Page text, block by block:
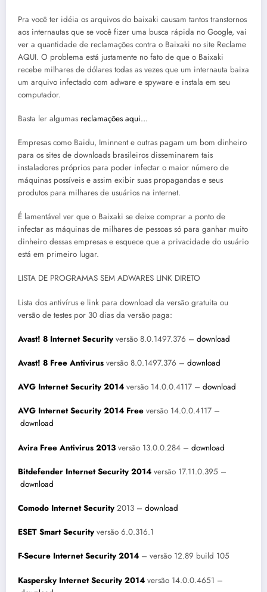
Pra você ter idéia os arquivos do baixaki causam tantos transtornos
aos internautas que se você fizer uma busca rápida no Google, vai
ver a quantidade de reclamações contra o Baixaki no site Reclame
AQUI. O problema está justamente no fato de que o Baixaki
recebe milhares de dólares todas as vezes que um internauta baixa
um arquivo infectado com adware e spyware e instala em seu
computador.
Basta ler algumas reclamações aqui…
Empresas como Baidu, Iminnent e outras pagam um bom dinheiro
para os sites de downloads brasileiros disseminarem tais
instaladores próprios para poder infectar o maior número de
máquinas possíveis e assim exibir suas propagandas e seus
produtos para milhares de usuários na internet.
É lamentável ver que o Baixaki se deixe comprar a ponto de
infectar as máquinas de milhares de pessoas só para ganhar muito
dinheiro dessas empresas e esquece que a privacidade do usuário
está em primeiro lugar.
LISTA DE PROGRAMAS SEM ADWARES LINK DIRETO
Lista dos antivírus e link para download da versão gratuita ou
versão de testes por 30 dias da versão paga:
Avast! 8 Internet Security versão 8.0.1497.376 – download
Avast! 8 Free Antivirus versão 8.0.1497.376 – download
AVG Internet Security 2014 versão 14.0.0.4117 – download
AVG Internet Security 2014 Free versão 14.0.0.4117 –
download
Avira Free Antivirus 2013 versão 13.0.0.284 – download
Bitdefender Internet Security 2014 versão 17.11.0.395 –
download
Comodo Internet Security 2013 – download
ESET Smart Security versão 6.0.316.1
F-Secure Internet Security 2014 – versão 12.89 build 105
Kaspersky Internet Security 2014 versão 14.0.0.4651 –